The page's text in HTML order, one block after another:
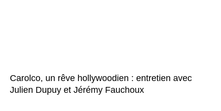
Carolco, un rêve hollywoodien : entretien avec
Julien Dupuy et Jérémy Fauchoux